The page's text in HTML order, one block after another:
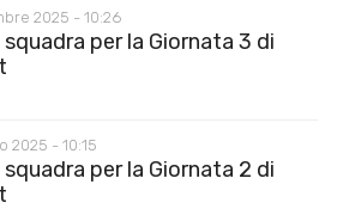
2025 - 10:26
squadra per la Giornata 3 di
2025 - 10:15
squadra per la Giornata 2 di